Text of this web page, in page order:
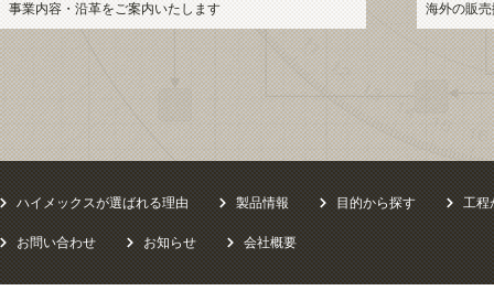
事業内容・沿革をご案内いたします 海外の販
ハイメックスが選ばれる理由 製品情報 目的から探す 工程
お問い合わせ お知らせ 会社概要